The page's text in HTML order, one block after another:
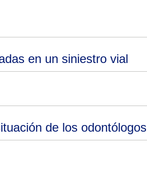
en un siniestro vial
de los odontólogos